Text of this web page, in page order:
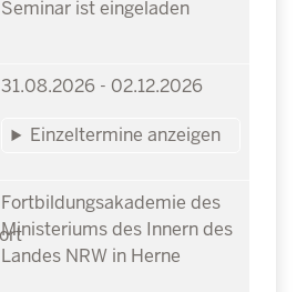
Seminar ist eingeladen
31.08.2026 - 02.12.2026
Einzeltermine anzeigen
Fortbildungsakademie des
Ministeriums des Innern des
Landes NRW in Herne